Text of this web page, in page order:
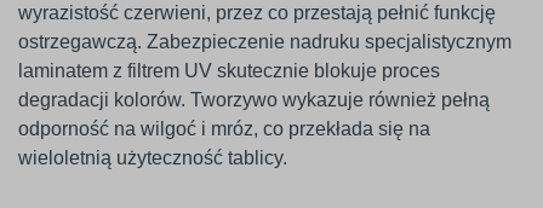
wyrazistość czerwieni, przez co przestają pełnić funkcję
ostrzegawczą. Zabezpieczenie nadruku specjalistycznym
laminatem z filtrem UV skutecznie blokuje proces
degradacji kolorów. Tworzywo wykazuje również pełną
odporność na wilgoć i mróz, co przekłada się na
wieloletnią użyteczność tablicy.